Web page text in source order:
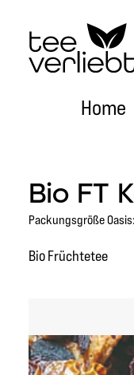
Hauptinhalt springen
Zur Hauptnavigation
Home
Bio FT
Packungsgröße Oasis:
Bio Früchtetee